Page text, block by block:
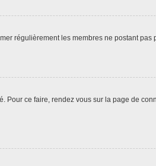
régulièrement les membres ne postant
Pour ce faire, rendez vous sur la page de